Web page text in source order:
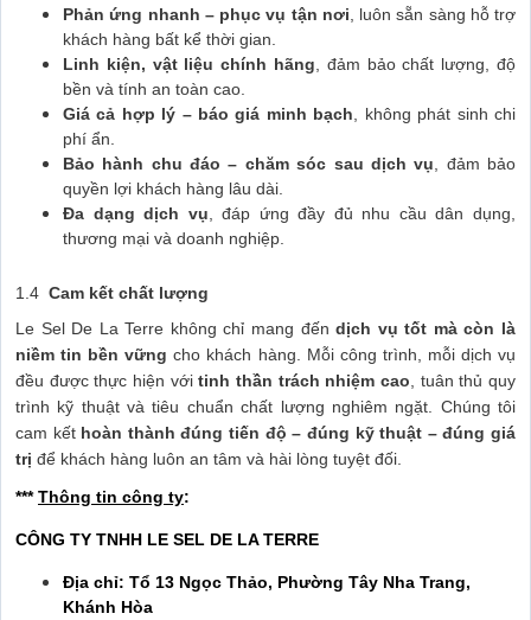
Phản ứng nhanh – phục vụ tận nơi , luôn sẵn sàng hỗ trợ
khách hàng bất kể thời gian.
Linh kiện, vật liệu chính hãng , đảm bảo chất lượng, độ
bền và tính an toàn cao.
Giá cả hợp lý – báo giá minh bạch , không phát sinh chi
phí ẩn.
Bảo hành chu đáo – chăm sóc sau dịch vụ , đảm bảo
quyền lợi khách hàng lâu dài.
Đa dạng dịch vụ , đáp ứng đầy đủ nhu cầu dân dụng,
thương mại và doanh nghiệp.
1.4 Cam kết chất lượng
Le Sel De La Terre không chỉ mang đếndịch vụ tốt mà còn là
niềm tin bền vững cho khách hàng. Mỗi công trình, mỗi dịch vụ
đều được thực hiện vớitinh thần trách nhiệm cao , tuân thủ quy
trình kỹ thuật và tiêu chuẩn chất lượng nghiêm ngặt. Chúng tôi
cam kết hoàn thành đúng tiến độ – đúng kỹ thuật – đúng giá
trị để khách hàng luôn an tâm và hài lòng tuyệt đối.
***Thông tin công ty:
CÔNG TY TNHH LE SEL DE LA TERRE
Địa chỉ: Tổ 13 Ngọc Thảo, Phường Tây Nha Trang,
Khánh Hòa